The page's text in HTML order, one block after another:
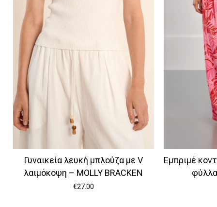
Γυναικεία λευκή μπλούζα με V
λαιμόκοψη – MOLLY BRACKEN
€27.00
Εμπριμέ